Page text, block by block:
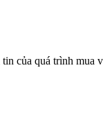
của quá trình mua